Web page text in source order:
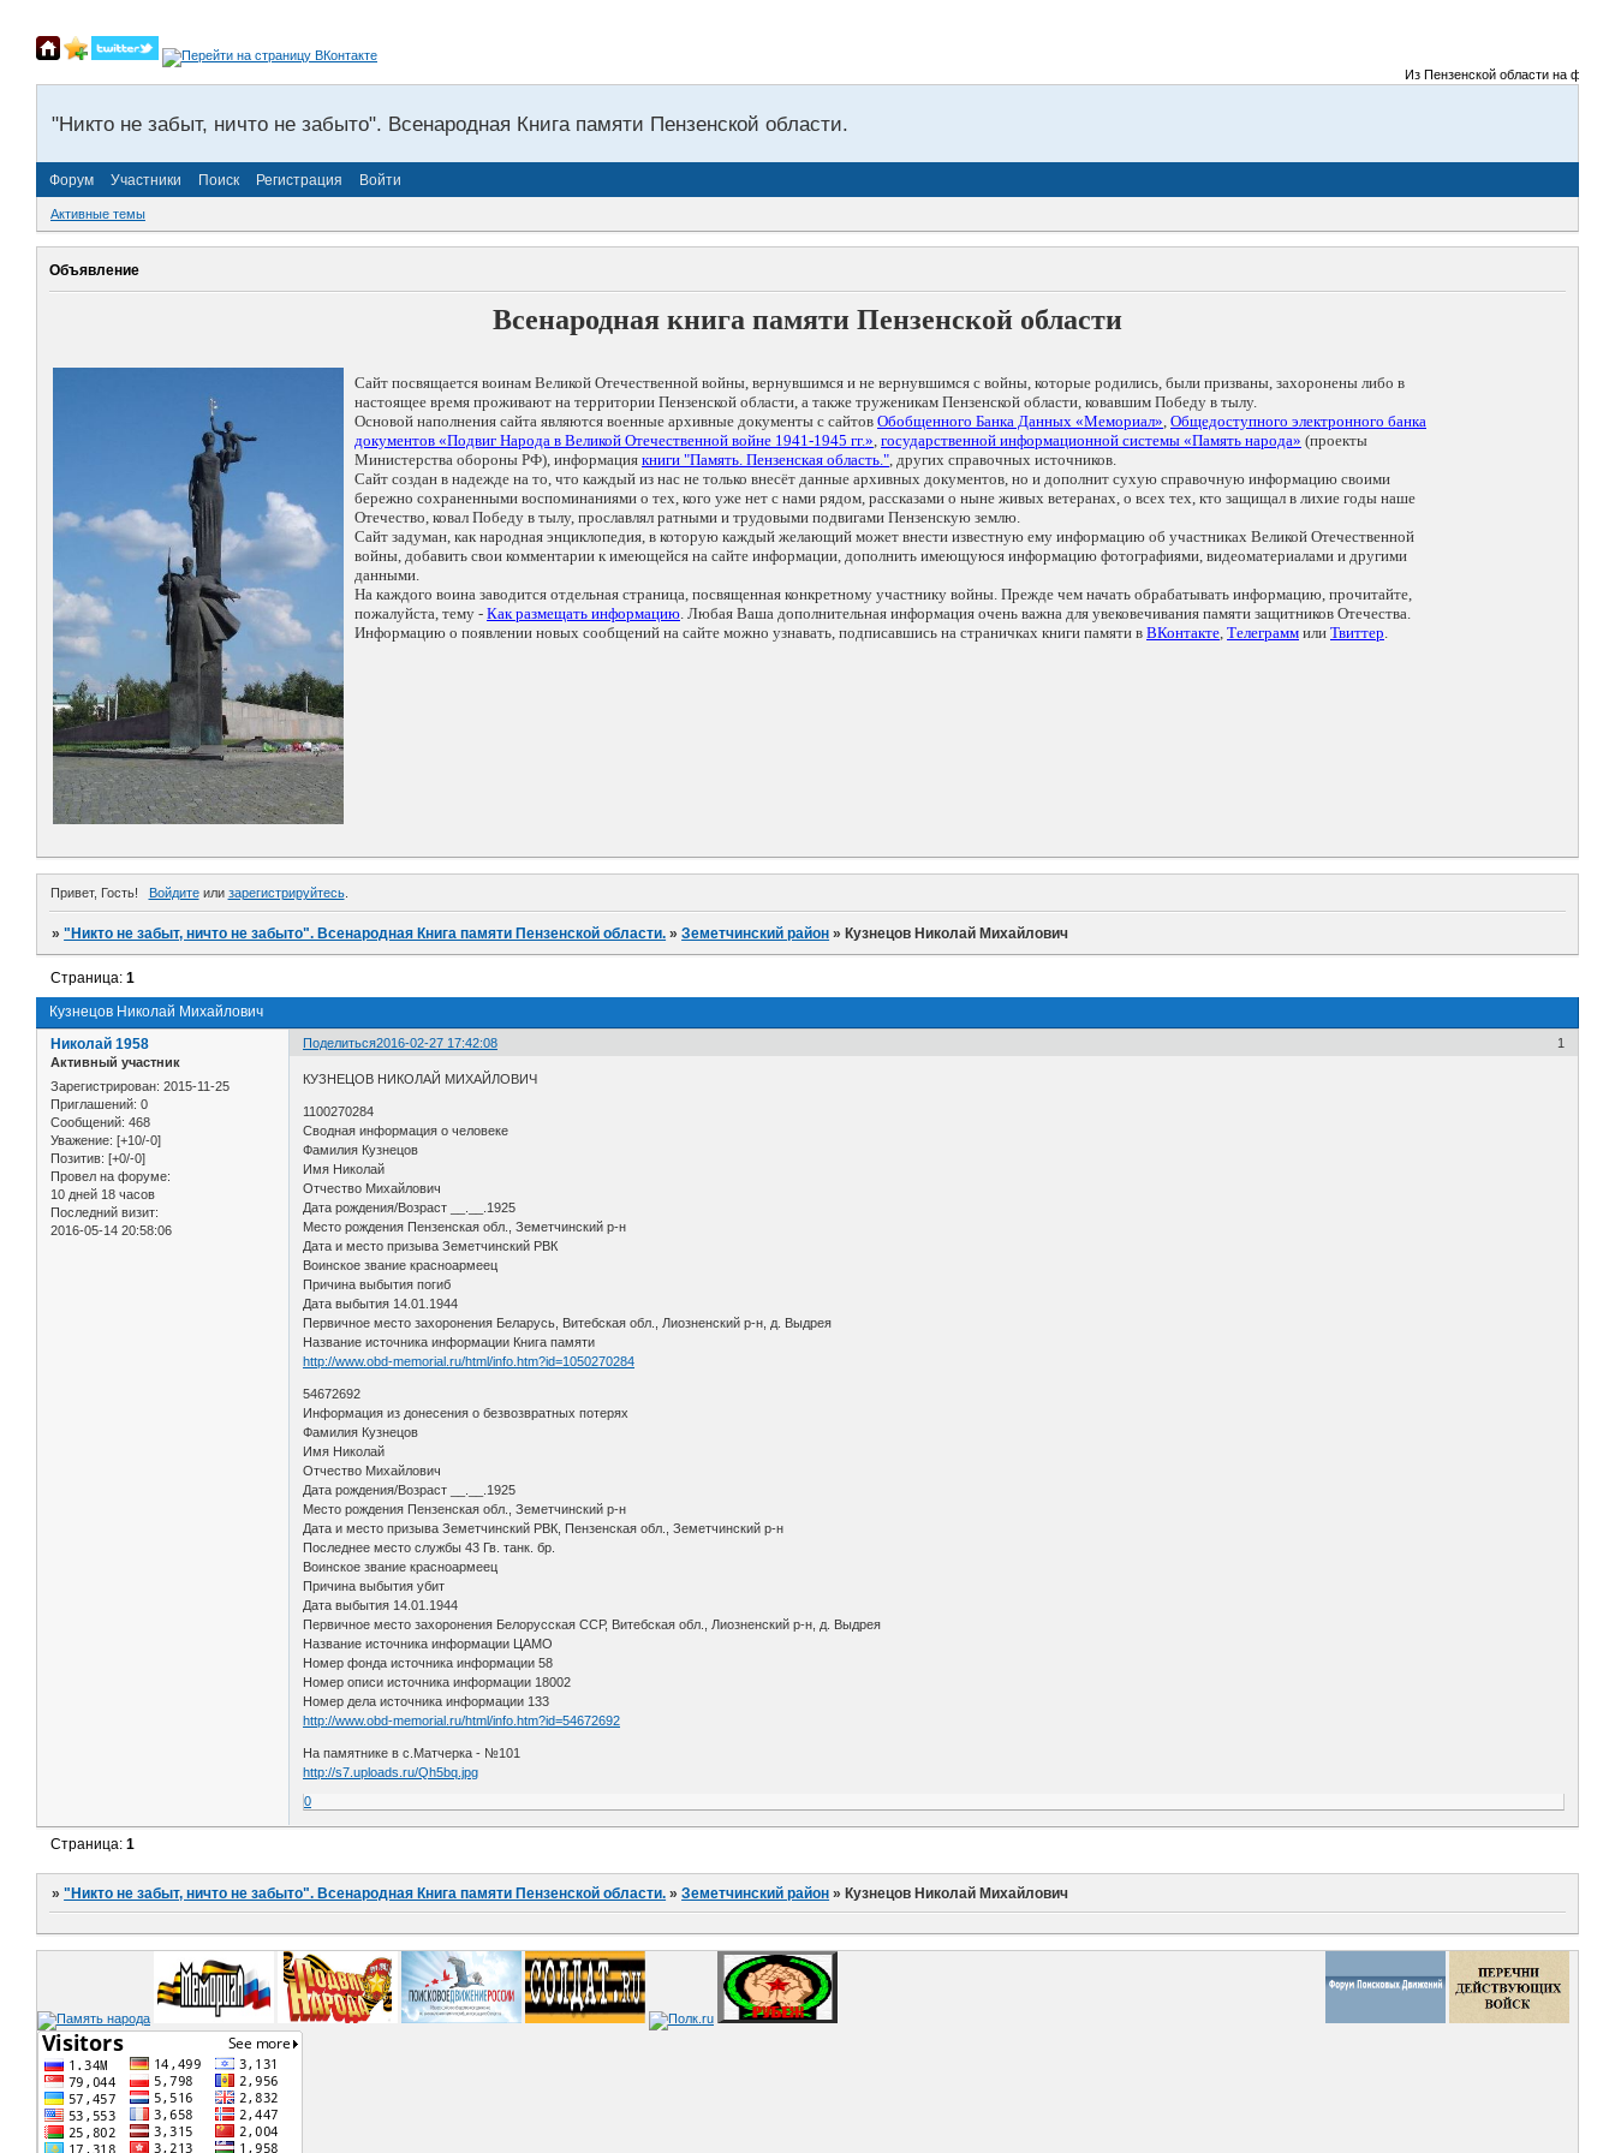
Из Пензенской области на
"Никто не забыт, ничто не забыто". Всенародная Книга памяти Пензенской области.
Форум Участники Поиск Регистрация Войти
Активные темы
Объявление
Всенародная книга памяти Пензенской области
Сайт посвящается воинам Великой Отечественной войны, вернувшимся и не вернувшимся с войны, которые родились, были призваны, захоронены либо в
настоящее время проживают на территории Пензенской области, а также труженикам Пензенской области, ковавшим Победу в тылу.
Основой наполнения сайта являются военные архивные документы с сайтов Обобщенного Банка Данных «Мемориал», Общедоступного электронного банка
документов «Подвиг Народа в Великой Отечественной войне 1941-1945 гг.», государственной информационной системы «Память народа» (проекты
Министерства обороны РФ), информация книги "Память. Пензенская область.", других справочных источников.
Сайт создан в надежде на то, что каждый из нас не только внесёт данные архивных документов, но и дополнит сухую справочную информацию своими
бережно сохраненными воспоминаниями о тех, кого уже нет с нами рядом, рассказами о ныне живых ветеранах, о всех тех, кто защищал в лихие годы наше
Отечество, ковал Победу в тылу, прославлял ратными и трудовыми подвигами Пензенскую землю.
Сайт задуман, как народная энциклопедия, в которую каждый желающий может внести известную ему информацию об участниках Великой Отечественной
войны, добавить свои комментарии к имеющейся на сайте информации, дополнить имеющуюся информацию фотографиями, видеоматериалами и другими
данными.
На каждого воина заводится отдельная страница, посвященная конкретному участнику войны. Прежде чем начать обрабатывать информацию, прочитайте,
пожалуйста, тему - Как размещать информацию. Любая Ваша дополнительная информация очень важна для увековечивания памяти защитников Отечества.
Информацию о появлении новых сообщений на сайте можно узнавать, подписавшись на страничках книги памяти в ВКонтакте, Телеграмм или Твиттер.
Привет, Гость! Войдитеили зарегистрируйтесь.
»"Никто не забыт, ничто не забыто". Всенародная Книга памяти Пензенской области. »Земетчинский район » Кузнецов Николай Михайлович
Кузнецов Николай Михайлович
Страница:1
Поделиться 1
2016-02-27 17:42:08
Николай 1958
Активный участник
Зарегистрирован: 2015-11-25
Приглашений: 0
Сообщений: 468
Уважение: [+10/-0]
Позитив: [+0/-0]
Провел на форуме:
10 дней 18 часов
Последний визит:
2016-05-14 20:58:06
КУЗНЕЦОВ НИКОЛАЙ МИХАЙЛОВИЧ
1100270284
Сводная информация о человеке
Фамилия Кузнецов
Имя Николай
Отчество Михайлович
Дата рождения/Возраст __.__.1925
Место рождения Пензенская обл., Земетчинский р-н
Дата и место призыва Земетчинский РВК
Воинское звание красноармеец
Причина выбытия погиб
Дата выбытия 14.01.1944
Первичное место захоронения Беларусь, Витебская обл., Лиозненский р-н, д. Выдрея
Название источника информации Книга памяти
http://www.obd-memorial.ru/html/info.htm?id=1050270284
54672692
Информация из донесения о безвозвратных потерях
Фамилия Кузнецов
Имя Николай
Отчество Михайлович
Дата рождения/Возраст __.__.1925
Место рождения Пензенская обл., Земетчинский р-н
Дата и место призыва Земетчинский РВК, Пензенская обл., Земетчинский р-н
Последнее место службы 43 Гв. танк. бр.
Воинское звание красноармеец
Причина выбытия убит
Дата выбытия 14.01.1944
Первичное место захоронения Белорусская ССР, Витебская обл., Лиозненский р-н, д. Выдрея
Название источника информации ЦАМО
Номер фонда источника информации 58
Номер описи источника информации 18002
Номер дела источника информации 133
http://www.obd-memorial.ru/html/info.htm?id=54672692
На памятнике в с.Матчерка - №101
http://s7.uploads.ru/Qh5bq.jpg
0
Страница:1
»"Никто не забыт, ничто не забыто". Всенародная Книга памяти Пензенской области. »Земетчинский район » Кузнецов Николай Михайлович